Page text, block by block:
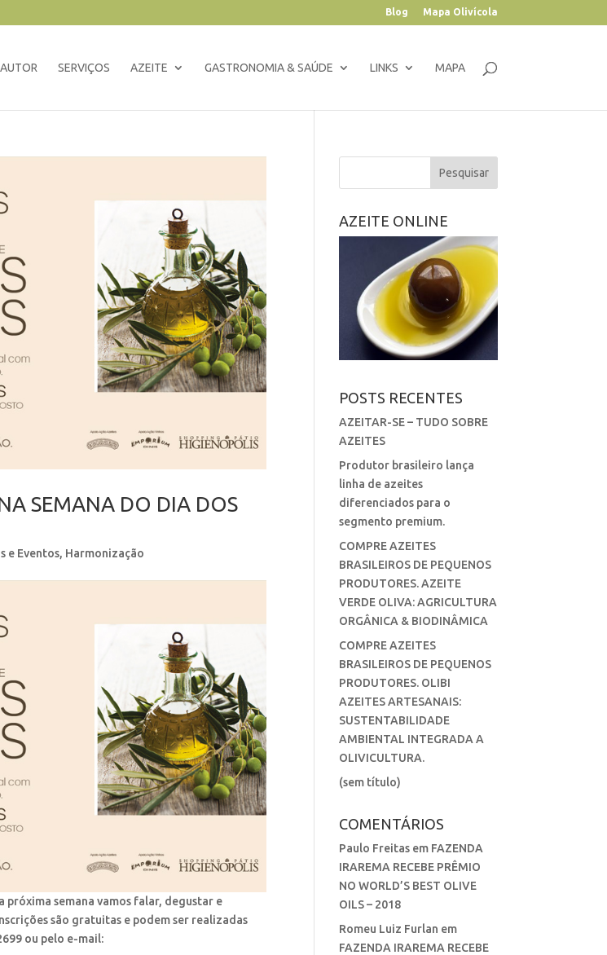
Blog Mapa Olivícola
AUTOR SERVIÇOS AZEITE GASTRONOMIA & SAÚDE LINKS MAPA
SEMANA DO DIA DOS
e Eventos, Harmonização
próxima semana vamos falar, degustar e
são gratuitas e podem ser realizadas
ou pelo e-mail:
AZEITE ONLINE
POSTS RECENTES
AZEITAR-SE – TUDO SOBRE
AZEITES
Produtor brasileiro lança
linha de azeites
diferenciados para o
segmento premium.
COMPRE AZEITES
BRASILEIROS DE PEQUENOS
PRODUTORES. AZEITE
VERDE OLIVA: AGRICULTURA
ORGÂNICA & BIODINÂMICA
COMPRE AZEITES
BRASILEIROS DE PEQUENOS
PRODUTORES. OLIBI
AZEITES ARTESANAIS:
SUSTENTABILIDADE
AMBIENTAL INTEGRADA A
OLIVICULTURA.
(sem título)
COMENTÁRIOS
Paulo Freitas em FAZENDA
IRAREMA RECEBE PRÊMIO
NO WORLD’S BEST OLIVE
OILS – 2018
Romeu Luiz Furlan em
FAZENDA IRAREMA RECEBE